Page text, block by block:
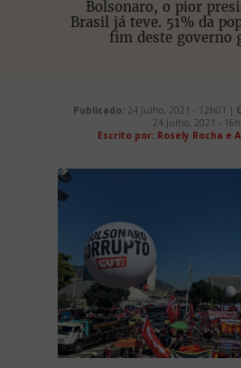
Bolsonaro, o pior
Brasil já teve. 51% da
fim deste governo
Publicado: 24 Julho, 2021 - 12h01 |
24 Julho, 2021 -
Escrito por: Rosely Rocha e